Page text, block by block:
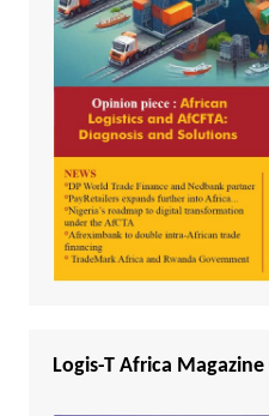
Logis-T Africa Magazine